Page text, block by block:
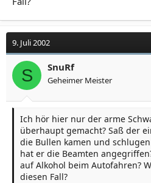
9. Juli 2002
S SnuRf
Geheimer Meister
Ich hör hier nur der arme
überhaupt gemacht? Saß der
die Bullen kamen und
hat er die Beamten
auf Alkohol beim Autofahren?
diesen Fall?